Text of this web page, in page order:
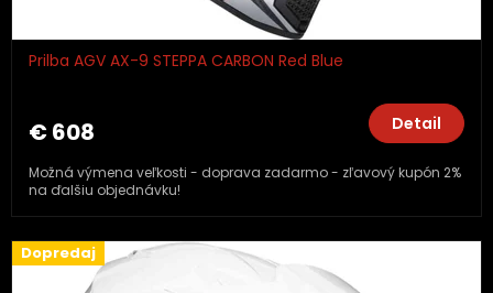
Prilba AGV AX-9 STEPPA CARBON Red Blue
€ 608 Detail
Možná výmena veľkosti - doprava zadarmo - zľavový kupón 2%
na ďalšiu objednávku!
Dopredaj